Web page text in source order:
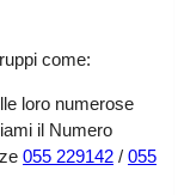
come:
loro numerose
il Numero
055 229142 / 055